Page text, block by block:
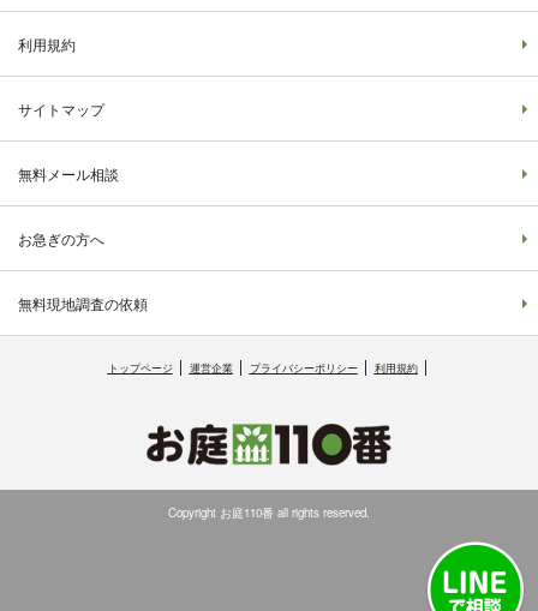
利用規約
サイトマップ
無料メール相談
お急ぎの方へ
無料現地調査の依頼
トップページ 運営企業 プライバシーポリシー 利用規約
Copyright お庭110番 all rights reserved.